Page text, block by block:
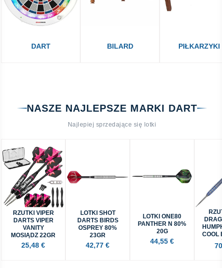
DART BILARD PIŁKARZYKI
NASZE NAJLEPSZE MARKI DART
Najlepiej sprzedające się lotki
RZUTKI VIPER
DARTS VIPER
VANITY
MOSIĄDZ 22GR
25,48 €
LOTKI SHOT
DARTS BIRDS
OSPREY 80%
23GR
42,77 €
LOTKI ONE80
PANTHER N 80%
20G
44,55 €
COOL